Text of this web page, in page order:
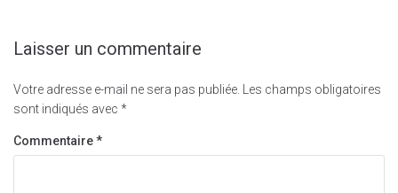
Laisser un commentaire
Votre adresse e-mail ne sera pas publiée.
Les champs obligatoires
sont indiqués avec *
Commentaire*